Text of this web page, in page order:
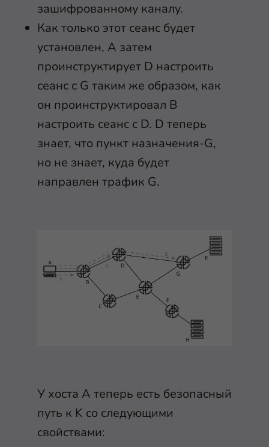
зашифрованному каналу.
Как только этот сеанс будет
установлен, A затем
проинструктирует D настроить
сеанс с G таким же образом, как
он проинструктировал B
настроить сеанс с D. D теперь
знает, что пункт назначения-G,
но не знает, куда будет
направлен трафик G.
У хоста A теперь есть безопасный
путь к K со следующими
свойствами: